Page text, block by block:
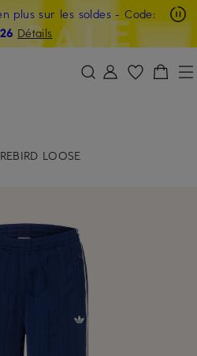
PASSER AU CHAMP DE
plus sur les soldes - Code:
Détails
LOOSE